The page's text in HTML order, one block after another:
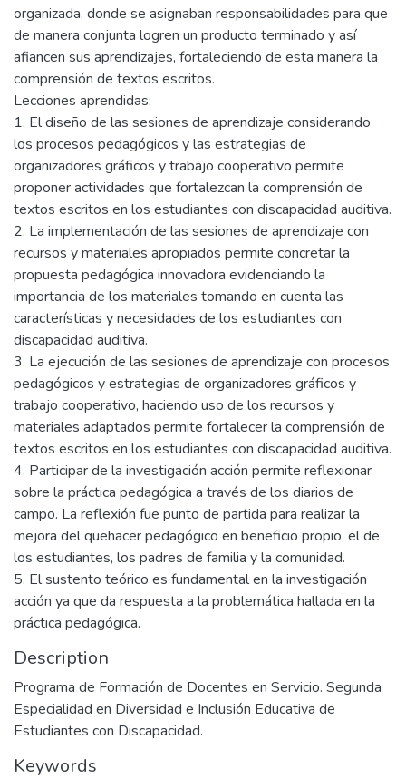
organizada, donde se asignaban responsabilidades para que
de manera conjunta logren un producto terminado y así
afiancen sus aprendizajes, fortaleciendo de esta manera la
comprensión de textos escritos.
Lecciones aprendidas:
1. El diseño de las sesiones de aprendizaje considerando
los procesos pedagógicos y las estrategias de
organizadores gráficos y trabajo cooperativo permite
proponer actividades que fortalezcan la comprensión de
textos escritos en los estudiantes con discapacidad auditiva.
2. La implementación de las sesiones de aprendizaje con
recursos y materiales apropiados permite concretar la
propuesta pedagógica innovadora evidenciando la
importancia de los materiales tomando en cuenta las
características y necesidades de los estudiantes con
discapacidad auditiva.
3. La ejecución de las sesiones de aprendizaje con procesos
pedagógicos y estrategias de organizadores gráficos y
trabajo cooperativo, haciendo uso de los recursos y
materiales adaptados permite fortalecer la comprensión de
textos escritos en los estudiantes con discapacidad auditiva.
4. Participar de la investigación acción permite reflexionar
sobre la práctica pedagógica a través de los diarios de
campo. La reflexión fue punto de partida para realizar la
mejora del quehacer pedagógico en beneficio propio, el de
los estudiantes, los padres de familia y la comunidad.
5. El sustento teórico es fundamental en la investigación
acción ya que da respuesta a la problemática hallada en la
práctica pedagógica.
Description
Programa de Formación de Docentes en Servicio. Segunda
Especialidad en Diversidad e Inclusión Educativa de
Estudiantes con Discapacidad.
Keywords